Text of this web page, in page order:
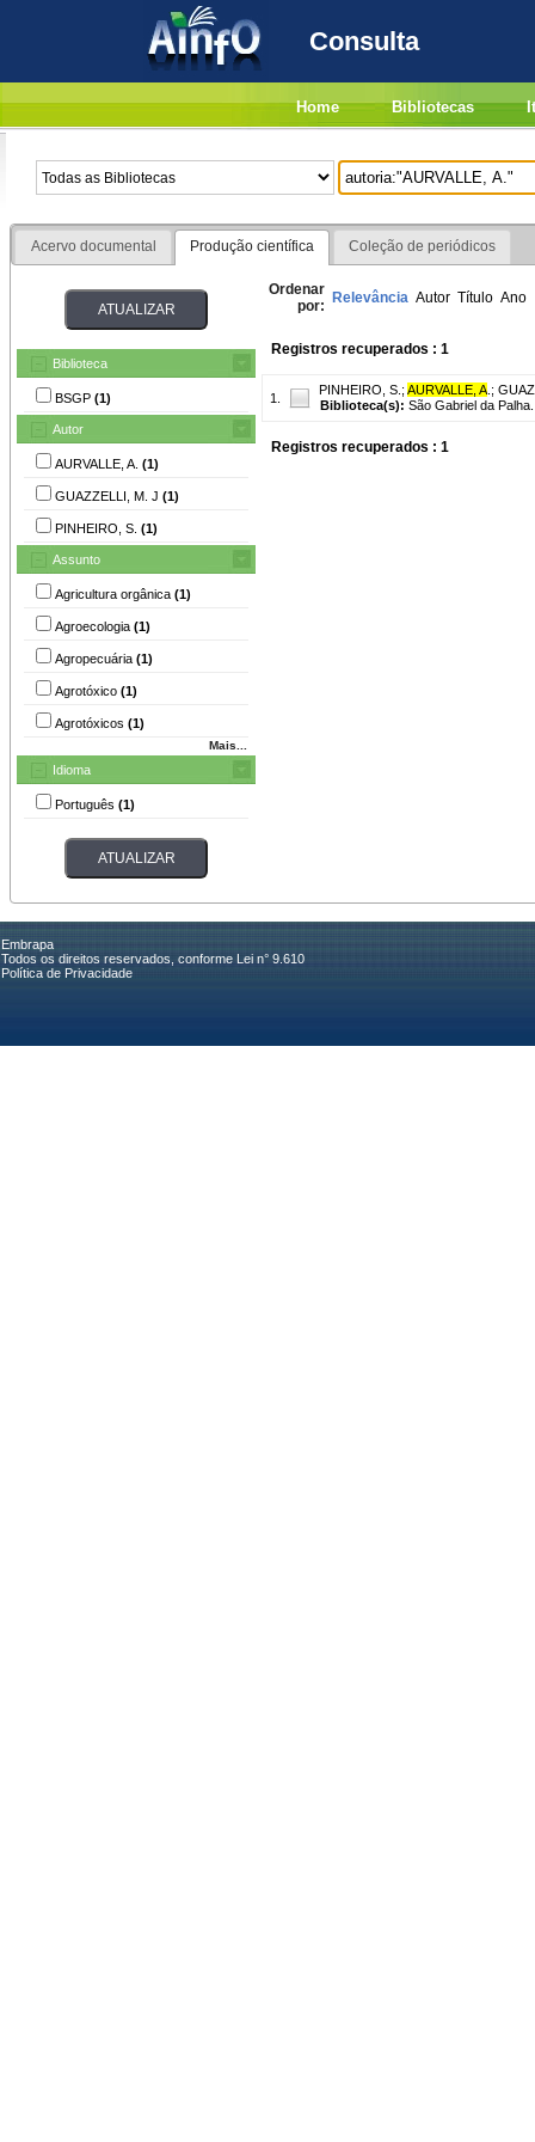
Consulta
Home Bibliotecas
Acervo documental Produção científica Coleção de periódicos
Biblioteca
BSGP (1)
Autor
AURVALLE, A. (1)
GUAZZELLI, M. J (1)
PINHEIRO, S. (1)
Assunto
Agricultura orgânica (1)
Agroecologia (1)
Agropecuária (1)
Agrotóxico (1)
Agrotóxicos (1)
Mais...
Idioma
Português (1)
Ordenar
por: Relevância Autor Título Ano
Registros recuperados : 1
1.
PINHEIRO, S. ; AURVALLE, A ;
Biblioteca(s): São Gabriel da Palha.
Registros recuperados : 1
Embrapa
Todos os direitos reservados, conforme Lei n° 9.610
Política de Privacidade